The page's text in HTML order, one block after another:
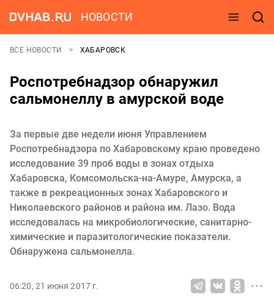
НОВОСТИ
ВСЕ НОВОСТИ ХАБАРОВСК
Роспотребнадзор обнаружил
сальмонеллу в амурской воде
За первые две недели июня Управлением
Роспотребнадзора по Хабаровскому краю проведено
исследование 39 проб воды в зонах отдыха
Хабаровска, Комсомольска-на-Амуре, Амурска, а
также в рекреационных зонах Хабаровского и
Николаевского районов и района им. Лазо. Вода
исследовалась на микробиологические, санитарно-
химические и паразитологические показатели.
Обнаружена сальмонелла.
06:20, 21 июня 2017 г.